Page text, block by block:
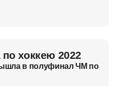
хоккею 2022
в полуфинал ЧМ по